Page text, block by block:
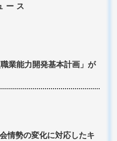
ース
業能力開発基本計画」が
情勢の変化に対応したキ